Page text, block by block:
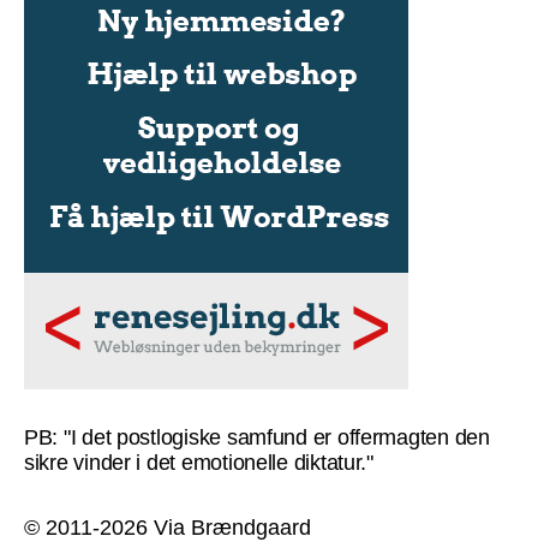
PB: "I det postlogiske samfund er offermagten den
sikre vinder i det emotionelle diktatur."
© 2011-2026 Via Brændgaard